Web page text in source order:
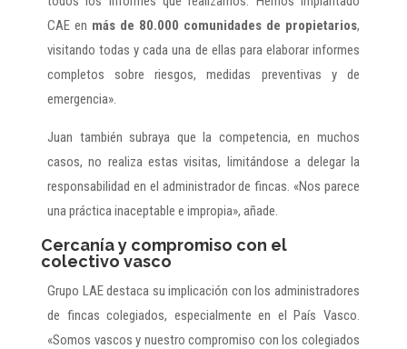
CAE en más de 80.000 comunidades de propietarios,
visitando todas y cada una de ellas para elaborar informes
completos sobre riesgos, medidas preventivas y de
emergencia».
Juan también subraya que la competencia, en muchos
casos, no realiza estas visitas, limitándose a delegar la
responsabilidad en el administrador de fincas. «Nos parece
una práctica inaceptable e impropia», añade.
Cercanía y compromiso con el
colectivo vasco
Grupo LAE destaca su implicación con los administradores
de fincas colegiados, especialmente en el País Vasco.
«Somos vascos y nuestro compromiso con los colegiados